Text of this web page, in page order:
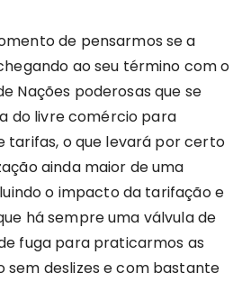
de pensarmos se a
ao seu término com o
Nações poderosas que se
do livre comércio para
tarifas, o que levará por certo
ainda maior de uma
o impacto da tarifação e
há sempre uma válvula de
fuga para praticarmos as
sem deslizes e com bastante